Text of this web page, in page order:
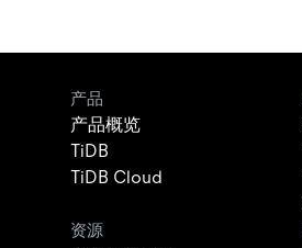
产品
产品概览
TiDB
TiDB Cloud
资源